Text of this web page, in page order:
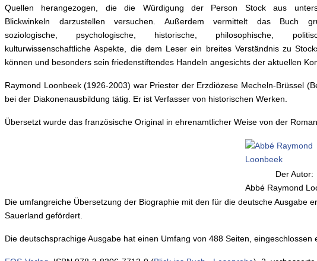
Quellen herangezogen, die die Würdigung der Person Stock aus
Blickwinkeln darzustellen versuchen. Außerdem vermittelt das Buch
soziologische, psychologische, historische, philosophische,
kulturwissenschaftliche Aspekte, die dem Leser ein breites Verständnis zu
können und besonders sein friedenstiftendes Handeln angesichts der aktuellen
Raymond Loonbeek (1926-2003) war Priester der Erzdiözese Mecheln-Brüssel
bei der Diakonenausbildung tätig. Er ist Verfasser von historischen Werken.
Übersetzt wurde das französische Original in ehrenamtlicher Weise von der
Der Autor:
Abbé Raymond
Die umfangreiche Übersetzung der Biographie mit den für die deutsche Ausgabe
Sauerland gefördert.
Die deutschsprachige Ausgabe hat einen Umfang von 488 Seiten,